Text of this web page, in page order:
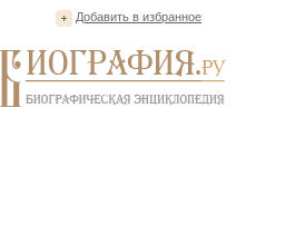
Добавить в избранное